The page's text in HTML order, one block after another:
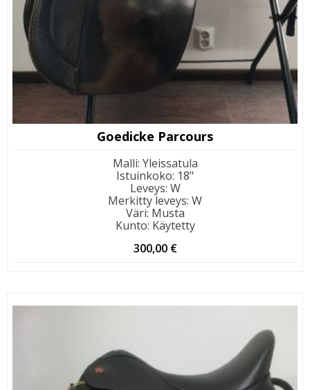
Goedicke Parcours
Malli: Yleissatula
Istuinkoko: 18"
Leveys: W
Merkitty leveys: W
Väri: Musta
Kunto: Käytetty
300,00 €